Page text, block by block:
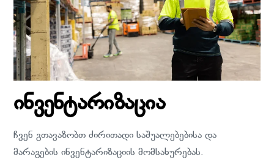
ინვენტარიზაცია
ჩვენ გთავაზობთ ძირითადი საშუალებებისა და
მარაგების ინვენტარიზაციის მომსახურებას.